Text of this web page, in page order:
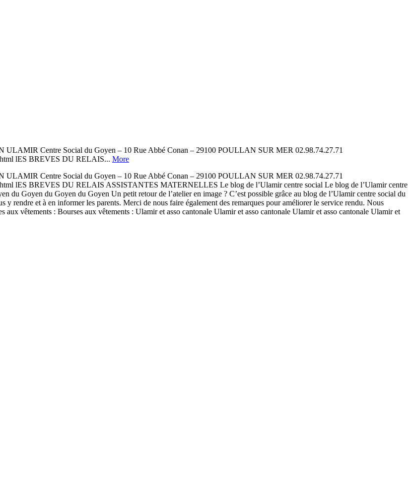
Centre Social du Goyen – 10 Rue Abbé Conan – 29100 POULLAN SUR MER 02.98.74.27.71
lES BREVES DU RELAIS... More
Centre Social du Goyen – 10 Rue Abbé Conan – 29100 POULLAN SUR MER 02.98.74.27.71
lES BREVES DU RELAIS ASSISTANTES MATERNELLES Le blog de l’Ulamir centre social Le blog de l’Ulamir centre
du Goyen du Goyen du Goyen Un petit retour de l’atelier en image ? C’est possible grâce au blog de l’Ulamir centre social du
y rendre et à en informer les parents. Merci de nous faire également des remarques pour améliorer le service rendu. Nous
aux vêtements : Bourses aux vêtements : Ulamir et asso cantonale Ulamir et asso cantonale Ulamir et asso cantonale Ulamir et